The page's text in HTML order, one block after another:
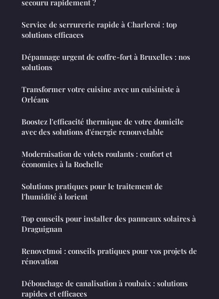
secouru rapidement ?
Service de serrurerie rapide à Charleroi : top
solutions efficaces
Dépannage urgent de coffre-fort à Bruxelles : nos
solutions
Transformer votre cuisine avec un cuisiniste à
Orléans
Boostez l'efficacité thermique de votre domicile
avec des solutions d'énergie renouvelable
Modernisation de volets roulants : confort et
économies à la Rochelle
Solutions pratiques pour le traitement de
l'humidité à lorient
Top conseils pour installer des panneaux solaires à
Draguignan
Renovetmoi : conseils pratiques pour vos projets de
rénovation
Débouchage de canalisation à roubaix : solutions
rapides et efficaces